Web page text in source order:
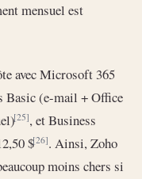
mensuel est
avec Microsoft 365
(e-mail + Office
[25], et Business
$[26]. Ainsi, Zoho
moins chers si